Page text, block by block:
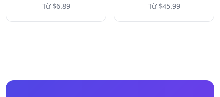
Từ $6.89 Từ $45.99